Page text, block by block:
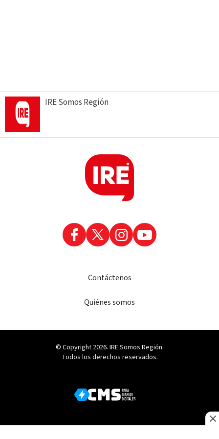
IRE Somos Región
Contáctenos
Quiénes somos
© Copyright 2026. IRE Somos Región.
Todos los derechos reservados.